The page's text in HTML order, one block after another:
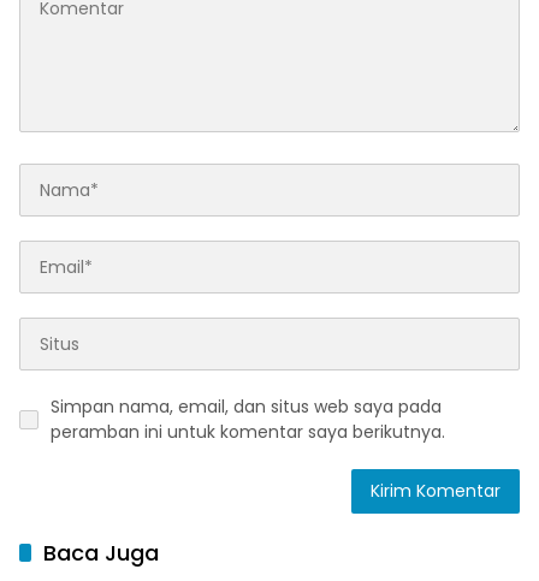
Simpan nama, email, dan situs web saya pada
peramban ini untuk komentar saya berikutnya.
Baca Juga